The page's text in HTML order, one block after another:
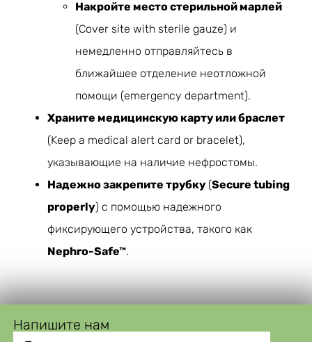
Накройте место стерильной марлей
(Cover site with sterile gauze) и
немедленно отправляйтесь в
ближайшее отделение неотложной
помощи (emergency department).
Храните медицинскую карту или браслет
(Keep a medical alert card or bracelet),
указывающие на наличие нефростомы.
Надежно закрепите трубку(Secure tubing
properly) с помощью надежного
фиксирующего устройства, такого как
Nephro-Safe™.
Напишите нам